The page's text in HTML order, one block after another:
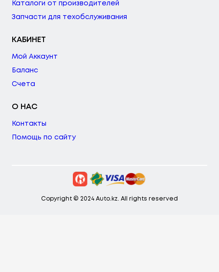
Каталоги от производителей
Запчасти для техобслуживания
КАБИНЕТ
Мой Аккаунт
Баланс
Счета
О НАС
Контакты
Помощь по сайту
Copyright © 2024 Auto.kz. All rights reserved